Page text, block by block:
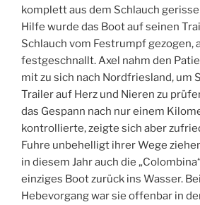
komplett aus dem Schlauch
Hilfe wurde das Boot auf seinen
Schlauch vom Festrumpf gezogen,
festgeschnallt. Axel nahm den
mit zu sich nach Nordfriesland, um
Trailer auf Herz und Nieren zu
das Gespann nach nur einem
kontrollierte, zeigte sich aber
Fuhre unbehelligt ihrer Wege
in diesem Jahr auch die
einziges Boot zurück ins Wasser.
Hebevorgang war sie offenbar in